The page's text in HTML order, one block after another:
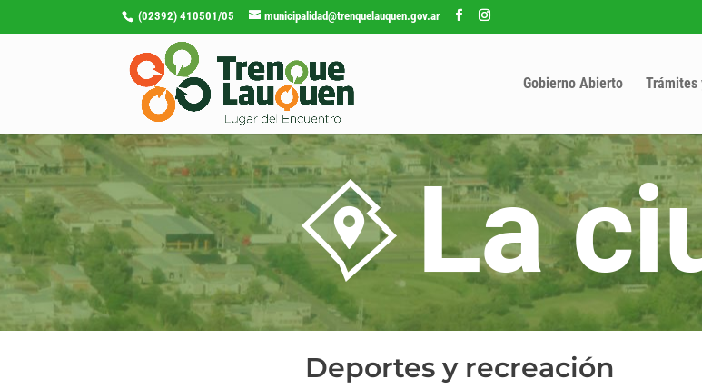
(02392) 410501/05 municipalidad@trenquelauquen.gov.ar
Gobierno Abierto Trámites
Deportes y recreación